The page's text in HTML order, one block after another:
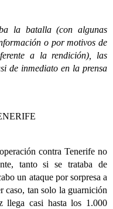
(con algunas
o por motivos de
a la rendición), las
de inmediato en la prensa
contra Tenerife no
tanto si se trataba de
un ataque por sorpresa a
caso, tan solo la guarnición
llega casi hasta los 1.000